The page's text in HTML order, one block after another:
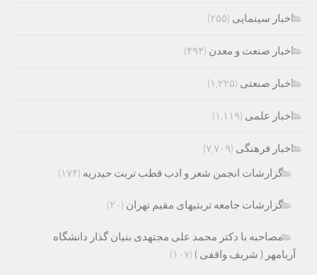
اخبار سینمایی (۲۵۵)
اخبار صنعت و معدن (۴۹۴)
اخبار صنعتی (۱,۲۲۵)
اخبار علمی (۱,۱۱۹)
اخبار فرهنگی (۷,۷۰۹)
گزارشات انجمن شعر و ادب قطب تربت حیدریه (۱۷۴)
گزارشات جامعه تربتیهای مقیم تهران (۲۰)
مصاحبه با دکتر محمد علی مجتهدی بنیان گذار دانشگاه
آریامهر ( شریف واقفی ) (۱۰۷)